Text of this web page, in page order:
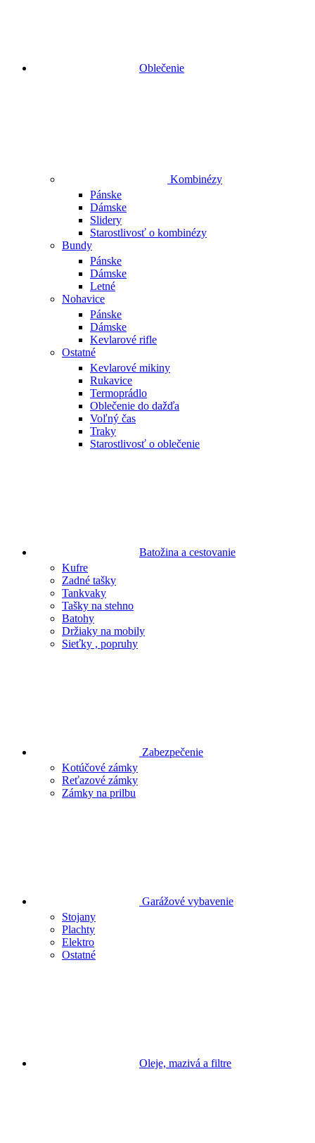
Oblečenie
Kombinézy
Pánske
Dámske
Slidery
Starostlivosť o kombinézy
Bundy
Pánske
Dámske
Letné
Nohavice
Pánske
Dámske
Kevlarové rifle
Ostatné
Kevlarové mikiny
Rukavice
Termoprádlo
Oblečenie do dažďa
Voľný čas
Traky
Starostlivosť o oblečenie
Batožina a cestovanie
Kufre
Zadné tašky
Tankvaky
Tašky na stehno
Batohy
Držiaky na mobily
Sieťky , popruhy
Zabezpečenie
Kotúčové zámky
Reťazové zámky
Zámky na prilbu
Garážové vybavenie
Stojany
Plachty
Elektro
Ostatné
Oleje, mazivá a filtre